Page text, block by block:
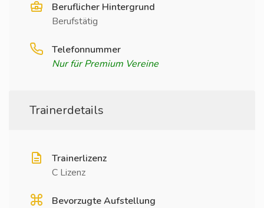
Beruflicher Hintergrund
Berufstätig
Telefonnummer
Nur für Premium Vereine
Trainerdetails
Trainerlizenz
C Lizenz
Bevorzugte Aufstellung